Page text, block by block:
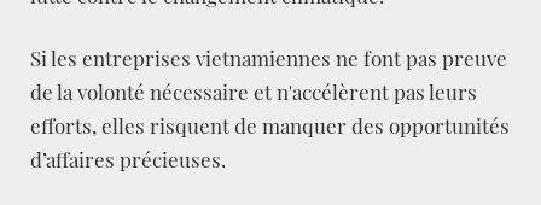
Si les entreprises vietnamiennes ne font pas preuve
de la volonté nécessaire et n'accélèrent pas leurs
efforts, elles risquent de manquer des opportunités
d’affaires précieuses.